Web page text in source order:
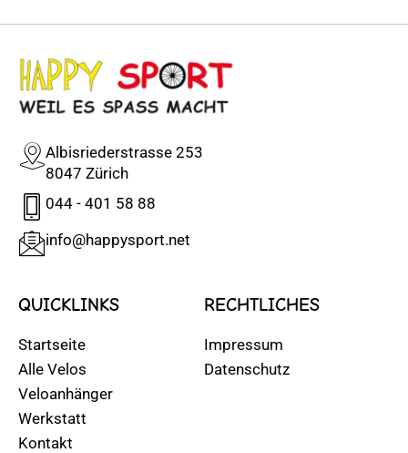
Albisriederstrasse 253
8047 Zürich
044 - 401 58 88
info@happysport.net
QUICKLINKS
Startseite
Alle Velos
Veloanhänger
Werkstatt
Kontakt
RECHTLICHES
Impressum
Datenschutz